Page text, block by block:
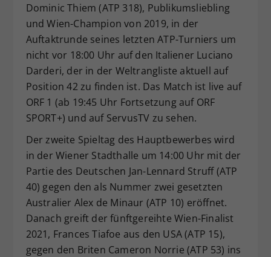
Dominic Thiem (ATP 318), Publikumsliebling
und Wien-Champion von 2019, in der
Auftaktrunde seines letzten ATP-Turniers um
nicht vor 18:00 Uhr auf den Italiener Luciano
Darderi, der in der Weltrangliste aktuell auf
Position 42 zu finden ist. Das Match ist live auf
ORF 1 (ab 19:45 Uhr Fortsetzung auf ORF
SPORT+) und auf ServusTV zu sehen.
Der zweite Spieltag des Hauptbewerbes wird
in der Wiener Stadthalle um 14:00 Uhr mit der
Partie des Deutschen Jan-Lennard Struff (ATP
40) gegen den als Nummer zwei gesetzten
Australier Alex de Minaur (ATP 10) eröffnet.
Danach greift der fünftgereihte Wien-Finalist
2021, Frances Tiafoe aus den USA (ATP 15),
gegen den Briten Cameron Norrie (ATP 53) ins
Zweck
Dieser Wert speichert Ihre Consent-
Einstellungen. Unter anderem eine
zufällig generierte ID, für die
historische Speicherung Ihrer
vorgenommen Einstellungen, falls der
Webseiten-Betreiber dies eingestellt